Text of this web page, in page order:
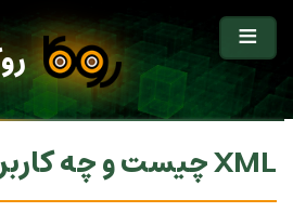
XML چیست و چه کاربردهایی دارد ؟